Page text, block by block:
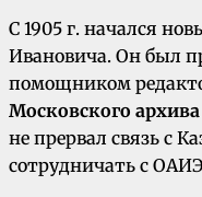
С 1905 г. начался
Ивановича. Он был
помощником
Московского
не прервал связь с
сотрудничать с